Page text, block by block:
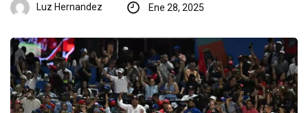
Luz Hernandez Ene 28, 2025